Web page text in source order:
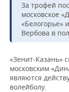
За трофей
московское
«Белогорье»
Вербова в
«Зенит-Казань»
московским
являются
волейболу.